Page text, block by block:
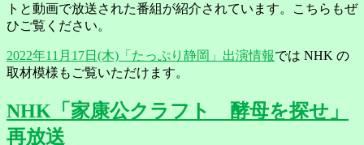
トと動画で放送された番組が紹介されています。こちらもぜ
ひご覧ください。
2022年11月17日(木)「たっぷり静岡」出演情報では NHK の
取材模様もご覧いただけます。
NHK「家康公クラフト 酵母を探せ」
再放送